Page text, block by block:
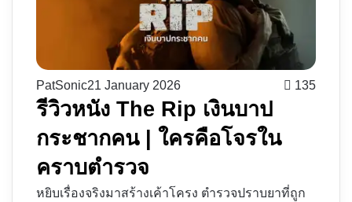
PatSonic21 January 2026 135
รีวิวหนัง The Rip เงินบาป
กระชากคน | ใครคือโจรใน
คราบตำรวจ
หยิบเรื่องจริงมาสร้างเค้าโครง ตำรวจปราบยาที่ถูก